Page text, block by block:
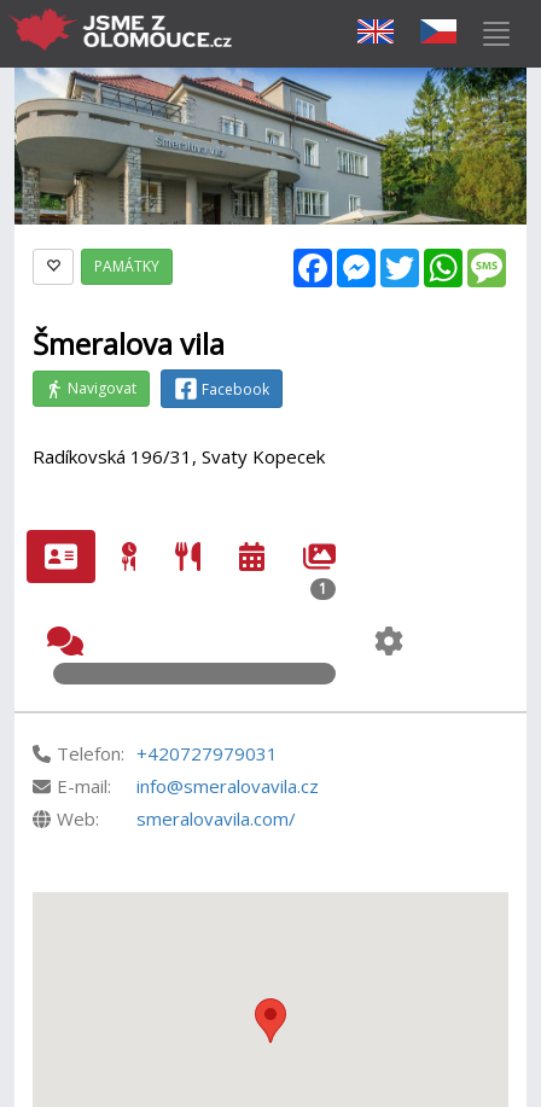
FacebookMessenger
Twitter
PAMÁTKY
Šmeralova vila
Navigovat Facebook
Radíkovská 196/31, Svaty Kopecek
1
Telefon: +420727979031
E-mail:
info@smeralovavila.cz
Web:
smeralovavila.com/